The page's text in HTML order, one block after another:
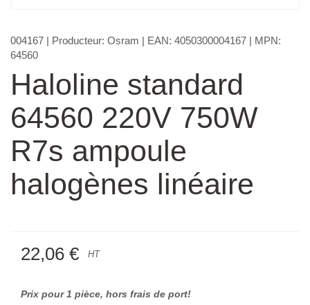
004167 | Producteur: Osram | EAN: 4050300004167 | MPN:
64560
Haloline standard
64560 220V 750W
R7s ampoule
halogènes linéaire
22,06 € HT
Prix pour 1 pièce, hors frais de port!